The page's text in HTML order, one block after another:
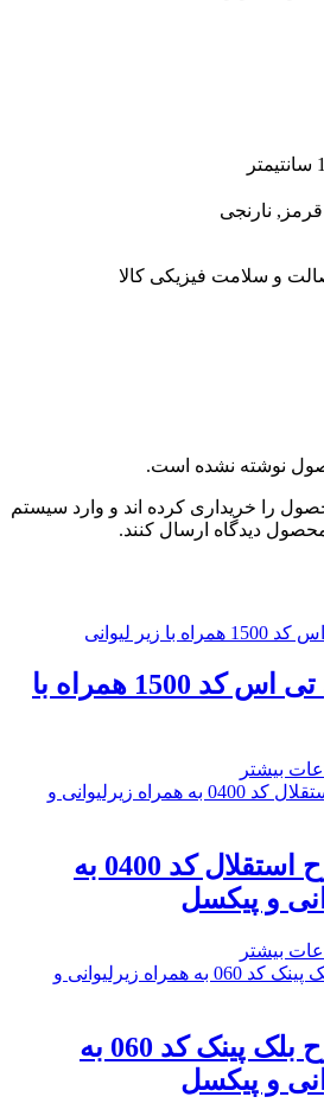
نارنجی
و سلامت فیزیکی کالا
نوشته نشده است.
را خریداری کرده اند و وارد سیستم
محصول دیدگاه ارسال کنند.
ماگ طرح بی تی اس کد 1500 همراه با
بیشتر
ست ماگ طرح استقلال کد 0400 به
و پیکسل
بیشتر
ست ماگ طرح بلک پینک کد 060 به
و پیکسل